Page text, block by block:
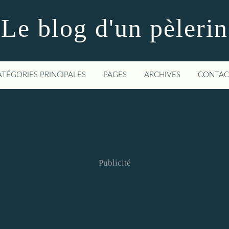
Le blog d'un pèlerin
PRINCIPALES PAGES ARCHIVES
Publicité